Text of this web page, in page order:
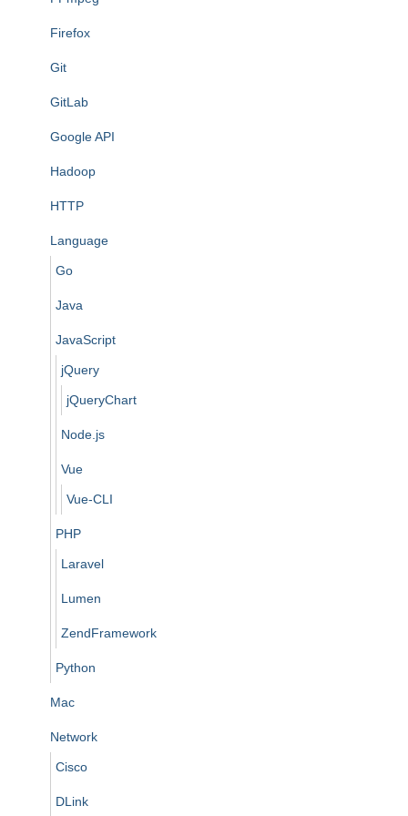
Firefox
Git
GitLab
Google API
Hadoop
HTTP
Language
Go
Java
JavaScript
jQuery
jQueryChart
Node.js
Vue
Vue-CLI
PHP
Laravel
Lumen
ZendFramework
Python
Mac
Network
Cisco
DLink